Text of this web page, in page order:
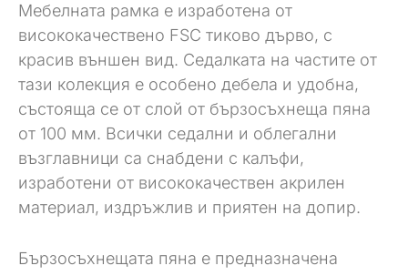
Мебелната рамка е изработена от
висококачествено FSC тиково дърво, с
красив външен вид. Седалката на частите от
тази колекция е особено дебела и удобна,
състояща се от слой от бързосъхнеща пяна
от 100 мм. Всички седални и облегални
възглавници са снабдени с калъфи,
изработени от висококачествен акрилен
материал, издръжлив и приятен на допир.
Бързосъхнещата пяна е предназначена